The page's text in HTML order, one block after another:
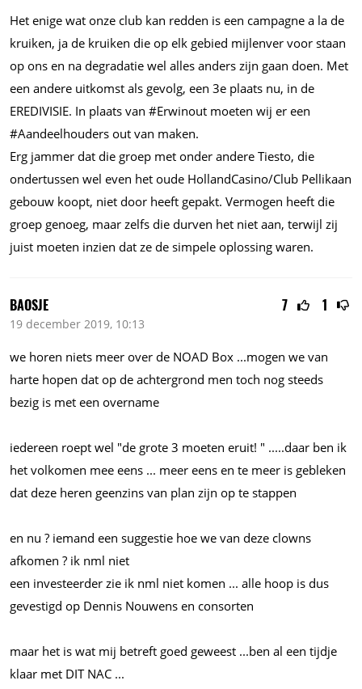
Het enige wat onze club kan redden is een campagne a la de
kruiken, ja de kruiken die op elk gebied mijlenver voor staan
op ons en na degradatie wel alles anders zijn gaan doen. Met
een andere uitkomst als gevolg, een 3e plaats nu, in de
EREDIVISIE. In plaats van #Erwinout moeten wij er een
#Aandeelhouders out van maken.
Erg jammer dat die groep met onder andere Tiesto, die
ondertussen wel even het oude HollandCasino/Club Pellikaan
gebouw koopt, niet door heeft gepakt. Vermogen heeft die
groep genoeg, maar zelfs die durven het niet aan, terwijl zij
juist moeten inzien dat ze de simpele oplossing waren.
7 1
BAOSJE
19 december 2019, 10:13
we horen niets meer over de NOAD Box ...mogen we van
harte hopen dat op de achtergrond men toch nog steeds
bezig is met een overname
iedereen roept wel "de grote 3 moeten eruit! " .....daar ben ik
het volkomen mee eens ... meer eens en te meer is gebleken
dat deze heren geenzins van plan zijn op te stappen
en nu ? iemand een suggestie hoe we van deze clowns
afkomen ? ik nml niet
een investeerder zie ik nml niet komen ... alle hoop is dus
gevestigd op Dennis Nouwens en consorten
maar het is wat mij betreft goed geweest ...ben al een tijdje
klaar met DIT NAC ...